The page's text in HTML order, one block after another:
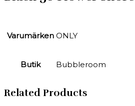
Varumärken ONLY
Butik Bubbleroom
Related Products